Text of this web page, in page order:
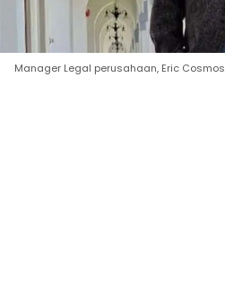
Manager Legal perusahaan, Eric Cosmos